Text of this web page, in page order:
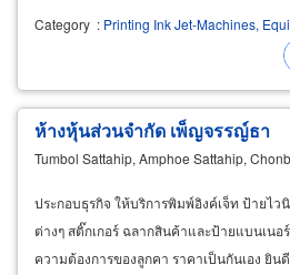
Category : Printing Ink Jet-Machines,
ห้างหุ้นส่วนจำกัด เพ็ญจรรญ์ธา
Tumbol Sattahip, Amphoe Sattahip,
ประกอบธุรกิจ ให้บริการพิมพ์อิงค์เจ็ท ป้ายไ
ต่างๆ สติ๊กเกอร์ ฉลากสินค้าและป้ายแบนเน
ความต้องการของลูกคา ราคาเป็นกันเอง ยิน